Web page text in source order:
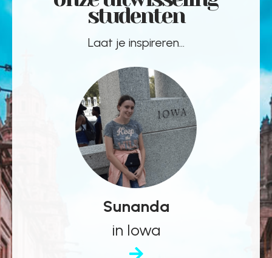
studenten
Laat je inspireren...
Sunanda
in Iowa